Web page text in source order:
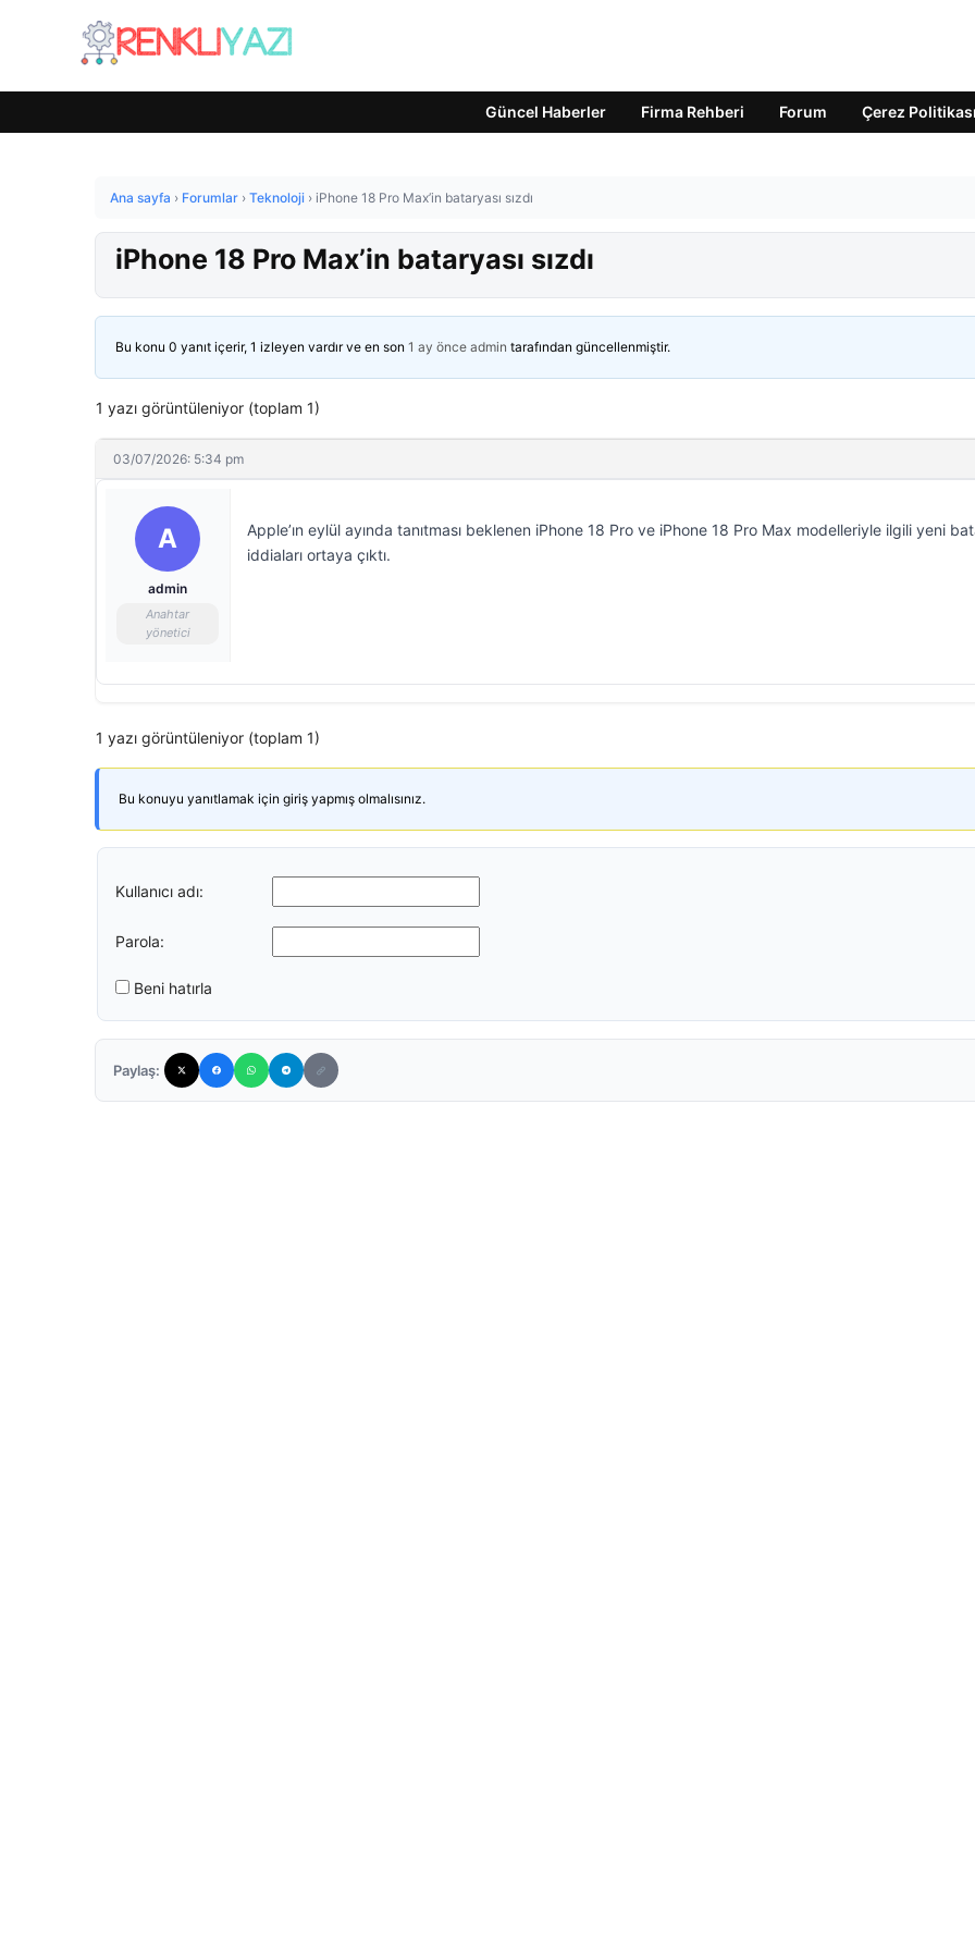
Güncel Haberler Firma Rehberi Forum Çerez Politikası
Ana sayfa › Forumlar › Teknoloji › iPhone 18 Pro Max’in bataryası sızdı
iPhone 18 Pro Max’in bataryası sızdı
Bu konu 0 yanıt içerir, 1 izleyen vardır ve en son 1 ay önce admin tarafından güncellenmiştir.
1 yazı görüntüleniyor (toplam 1)
03/07/2026: 5:34 pm
A
admin
Anahtar
yönetici
Apple’ın eylül ayında tanıtması beklenen iPhone 18 Pro ve iPhone 18 Pro Max modelleriyle ilgili yeni
iddiaları ortaya çıktı.
1 yazı görüntüleniyor (toplam 1)
Bu konuyu yanıtlamak için giriş yapmış olmalısınız.
Kullanıcı adı:
Parola:
Beni hatırla
Paylaş: